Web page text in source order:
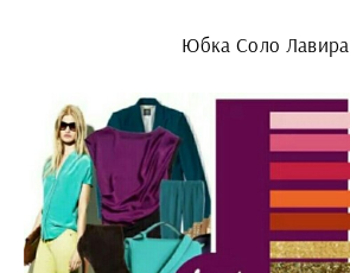
Юбка Соло Лавира